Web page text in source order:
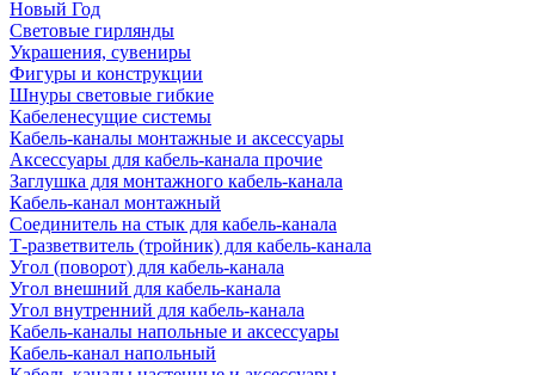
Новый Год
Световые гирлянды
Украшения, сувениры
Фигуры и конструкции
Шнуры световые гибкие
Кабеленесущие системы
Кабель-каналы монтажные и аксессуары
Аксессуары для кабель-канала прочие
Заглушка для монтажного кабель-канала
Кабель-канал монтажный
Соединитель на стык для кабель-канала
Т-разветвитель (тройник) для кабель-канала
Угол (поворот) для кабель-канала
Угол внешний для кабель-канала
Угол внутренний для кабель-канала
Кабель-каналы напольные и аксессуары
Кабель-канал напольный